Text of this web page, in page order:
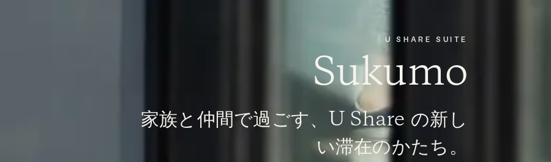
U SHARE SUITE
Sukumo
家族と仲間で過ごす、U Share の新し
い滞在のかたち。